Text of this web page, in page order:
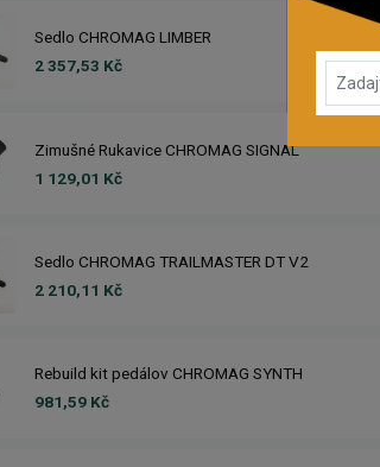
Sedlo CHROMAG LIMBER
2 357,53 Kč
Zimušné Rukavice CHROMAG SIGNAL
1 129,01 Kč
Sedlo CHROMAG TRAILMASTER DT V2
2 210,11 Kč
Rebuild kit pedálov CHROMAG SYNTH
981,59 Kč